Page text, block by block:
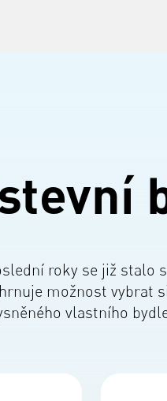
roky se již
možnost vybrat
vlastního